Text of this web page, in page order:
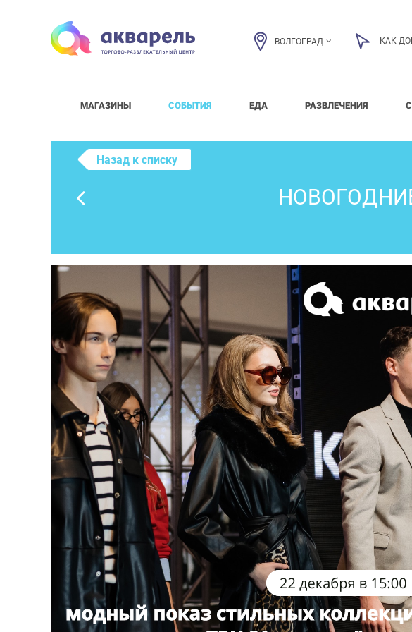
ВОЛГОГРАД КАК
МАГАЗИНЫ СОБЫТИЯ ЕДА РАЗВЛЕЧЕНИЯ
Назад к списку